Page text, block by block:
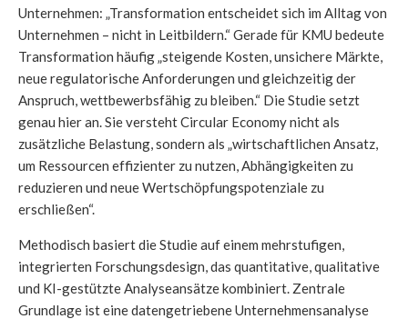
Unternehmen: „Transformation entscheidet sich im Alltag von
Unternehmen – nicht in Leitbildern.“ Gerade für KMU bedeute
Transformation häufig „steigende Kosten, unsichere Märkte,
neue regulatorische Anforderungen und gleichzeitig der
Anspruch, wettbewerbsfähig zu bleiben.“ Die Studie setzt
genau hier an. Sie versteht Circular Economy nicht als
zusätzliche Belastung, sondern als „wirtschaftlichen Ansatz,
um Ressourcen effizienter zu nutzen, Abhängigkeiten zu
reduzieren und neue Wertschöpfungspotenziale zu
erschließen“.
Methodisch basiert die Studie auf einem mehrstufigen,
integrierten Forschungsdesign, das quantitative, qualitative
und KI-gestützte Analyseansätze kombiniert. Zentrale
Grundlage ist eine datengetriebene Unternehmensanalyse